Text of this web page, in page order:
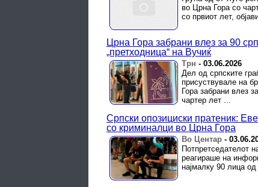
во Црна Гора со
со првиот лет,
Црна Гора забрани влез за 90
„претходница“ на Вучиќ
Трн - 03.06.2026
Дел од српските
присуствувале на
Гора забрани влез
чартер лет ...
Српски опозициски пратеник:
со криминалци во Црна Гора
Во Центар -
Потпретседателот
реагираше на
најмалку 90 лица